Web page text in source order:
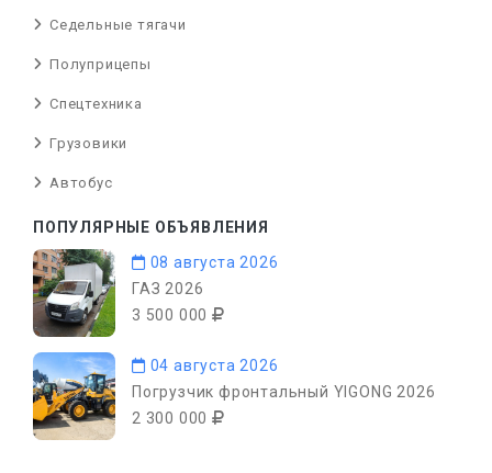
Седельные тягачи
Полуприцепы
Спецтехника
Грузовики
Автобус
ПОПУЛЯРНЫЕ ОБЪЯВЛЕНИЯ
08 августа 2026
ГАЗ 2026
3 500 000
04 августа 2026
Погрузчик фронтальный YIGONG 2026
2 300 000